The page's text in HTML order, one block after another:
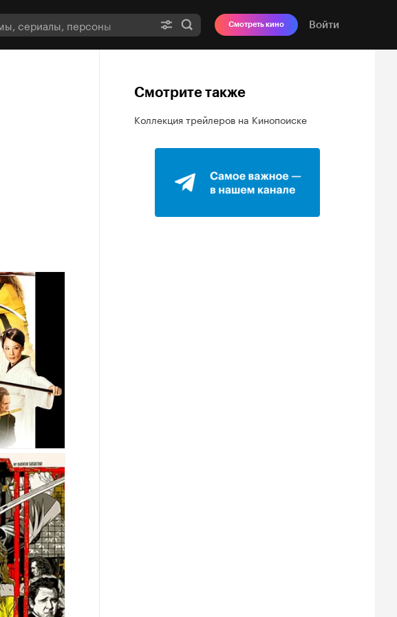
Смотреть кино Войти
Смотрите также
Коллекция трейлеров на Кинопоиске